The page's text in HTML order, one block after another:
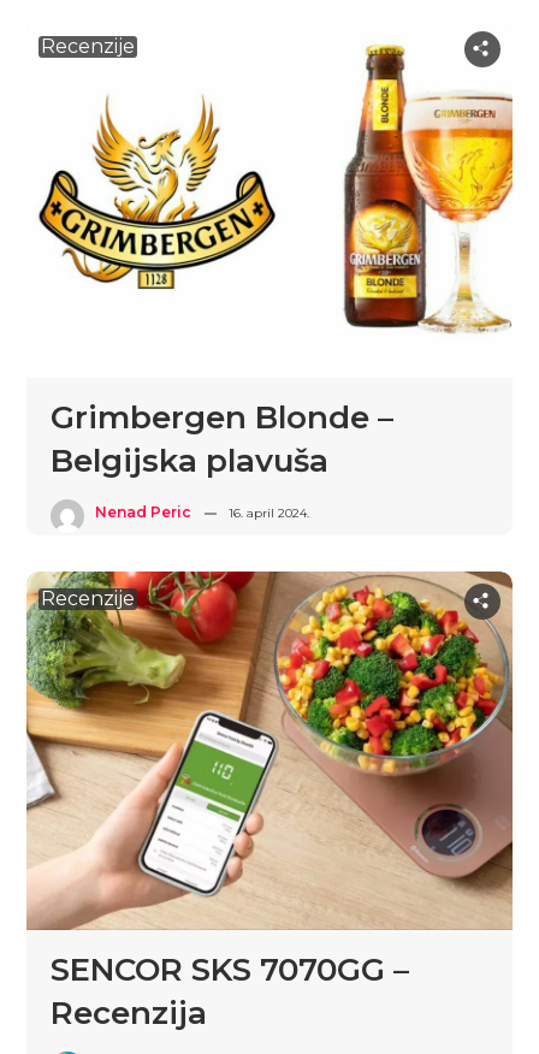
Recenzije
Grimbergen Blonde –
Belgijska plavuša
Nenad Peric 16. april 2024.
Recenzije
SENCOR SKS 7070GG –
Recenzija